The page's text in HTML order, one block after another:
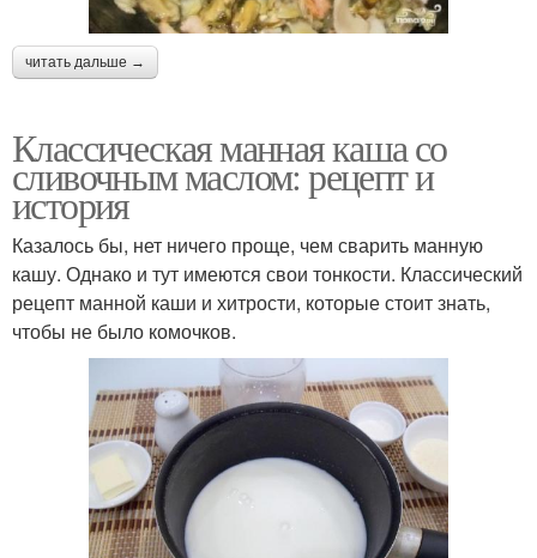
читать дальше →
Классическая манная каша со
сливочным маслом: рецепт и
история
Казалось бы, нет ничего проще, чем сварить манную
кашу. Однако и тут имеются свои тонкости. Классический
рецепт манной каши и хитрости, которые стоит знать,
чтобы не было комочков.